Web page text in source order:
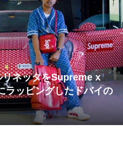
ネッタをSupreme x
ッピングしたドバイの